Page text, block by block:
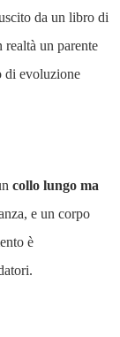
da un libro di
realtà un parente
di evoluzione
collo lungo ma
e un corpo
è